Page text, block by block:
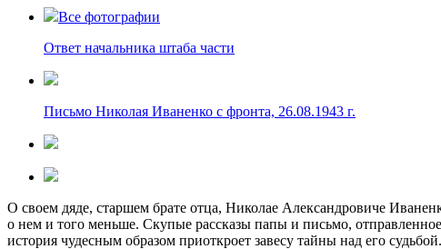
Все фотографии
Ответ начальника штаба части
Письмо Николая Иваненко с фронта, 26.08.1943 г.
О своем дяде, старшем брате отца, Николае Александровиче
о нем и того меньше. Скупые рассказы папы и письмо,
история чудесным образом приоткроет завесу тайны над его судьбой.